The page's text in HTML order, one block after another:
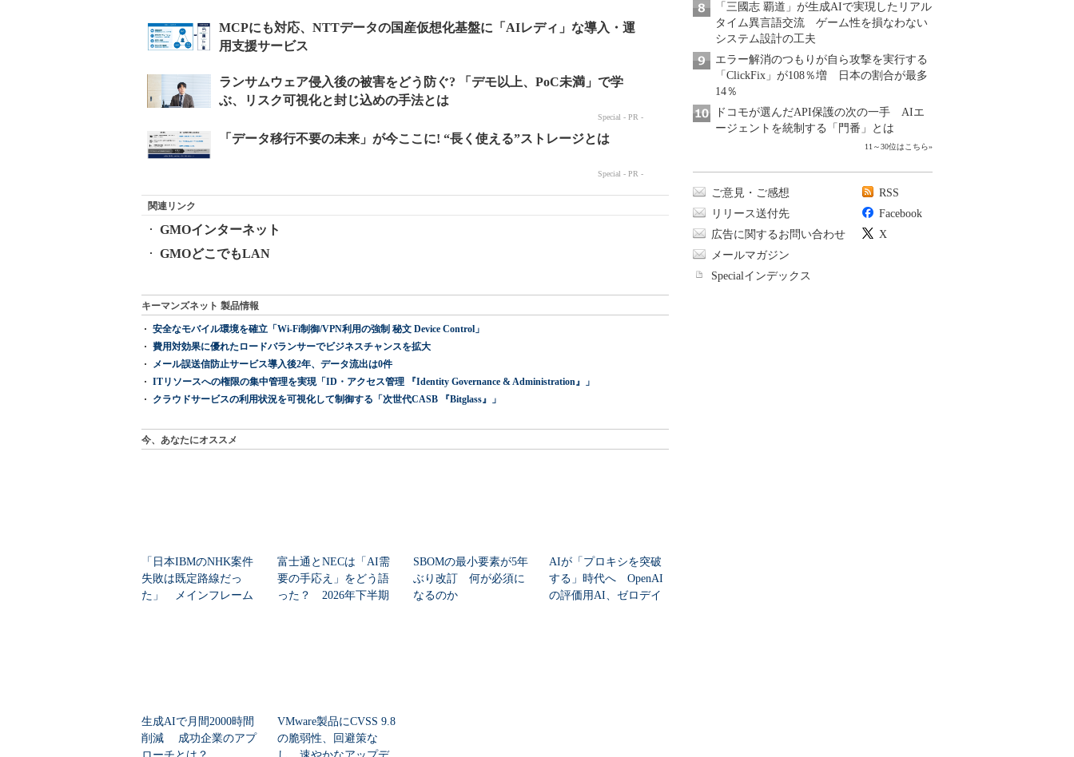
関連リンク
GMOインターネット
GMOどこでもLAN
キーマンズネット 製品情報
安全なモバイル環境を確立「Wi-Fi制御/VPN利用の強制 秘文 Device Control」
費用対効果に優れたロードバランサーでビジネスチャンスを拡大
メール誤送信防止サービス導入後2年、データ流出は0件
ITリソースへの権限の集中管理を実現「ID・アクセス管理 『Identity Governance & Administration』」
クラウドサービスの利用状況を可視化して制御する「次世代CASB 『Bitglass』」
今、あなたにオススメ
「日本IBMのNHK案件
失敗は既定路線だっ
た」 メインフレーム
富士通とNECは「AI需
要の手応え」をどう語
った？ 2026年下半期
SBOMの最小要素が5年
ぶり改訂 何が必須に
なるのか
AIが「プロキシを突破
する」時代へ OpenAI
の評価用AI、ゼロデイ
生成AIで月間2000時間
削減 成功企業のアプ
VMware製品にCVSS 9.8
の脆弱性、回避策な
「三國志 覇道」が生成AIで実現したリアル
タイム異言語交流 ゲーム性を損なわない
システム設計の工夫
エラー解消のつもりが自ら攻撃を実行する
「ClickFix」が108％増 日本の割合が最多
14％
ドコモが選んだAPI保護の次の一手 AIエ
ージェントを統制する「門番」とは
11～30位はこちら»
ご意見・ご感想
リリース送付先
広告に関するお問い合わせ
メールマガジン
Specialインデックス
RSS
Facebook
X